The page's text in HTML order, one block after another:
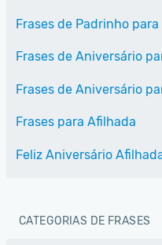
Frases de Padrinho
Frases de Aniversário
Frases de Aniversário
Frases para Afilhada
Feliz Aniversário
CATEGORIAS DE FRASES